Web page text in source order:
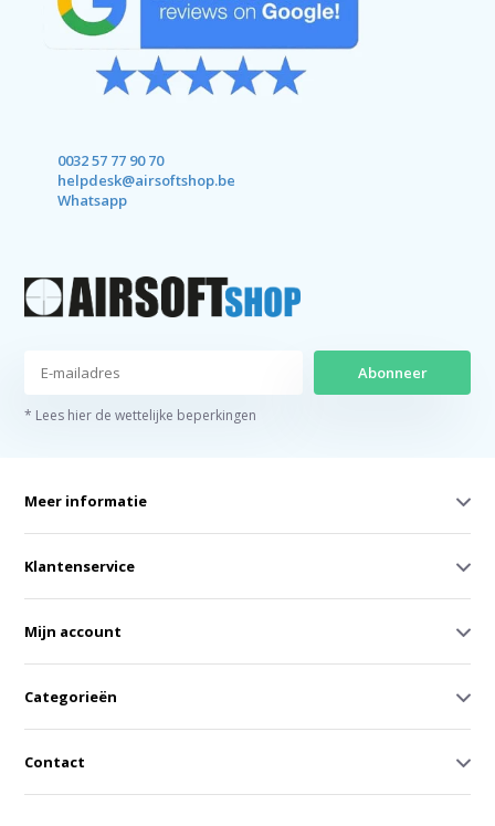
0032 57 77 90 70
helpdesk@airsoftshop.be
Whatsapp
Abonneer
* Lees hier de wettelijke beperkingen
Meer informatie
Klantenservice
Mijn account
Categorieën
Contact